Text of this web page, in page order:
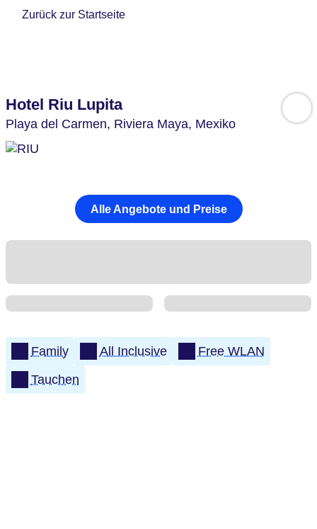
Zurück zur Startseite
Hotel Riu Lupita
Playa del Carmen, Riviera Maya, Mexiko
Alle Angebote und Preise
Family All Inclusive
Free WLAN
Tauchen